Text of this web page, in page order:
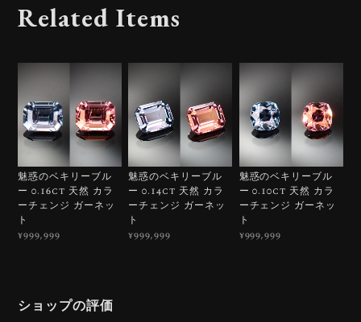
Related Items
魅惑のベキリーブル
ー 0.16ct 天然 カラ
ーチェンジ ガーネッ
ト
¥999,999
魅惑のベキリーブル
ー 0.14ct 天然 カラ
ーチェンジ ガーネッ
ト
¥999,999
魅惑のベキリーブル
ー 0.10ct 天然 カラ
ーチェンジ ガーネッ
ト
¥999,999
ショップの評価